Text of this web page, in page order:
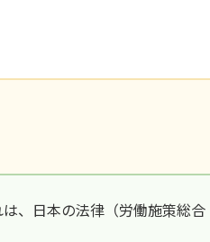
、日本の法律（労働施策総合